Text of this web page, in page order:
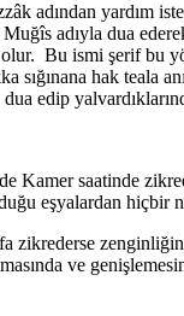
adından
adıyla dua
olur. Bu ismi şerif
hak teala
edip
Kamer saatinde
eşyalardan hiçbir
zenginliğin,
ve